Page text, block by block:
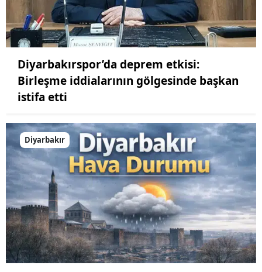
Diyarbakırspor’da deprem etkisi:
Birleşme iddialarının gölgesinde başkan
istifa etti
Diyarbakır